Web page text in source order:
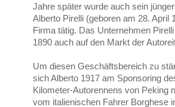
Jahre später wurde auch sein
Alberto Pirelli (geboren am 28. April
Firma tätig. Das Unternehmen
1890 auch auf den Markt der
Um diesen Geschäftsbereich zu
sich Alberto 1917 am Sponsoring
Kilometer-Autorennens von Peking
vom italienischen Fahrer Borghese